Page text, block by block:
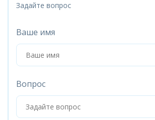
Задайте вопрос
Ваше имя
Вопрос